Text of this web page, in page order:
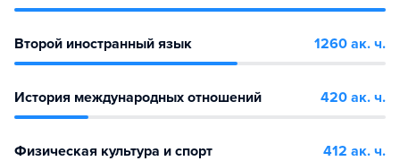
Второй иностранный язык 1260 ак. ч.
История международных отношений 420 ак. ч.
Физическая культура и спорт 412 ак. ч.